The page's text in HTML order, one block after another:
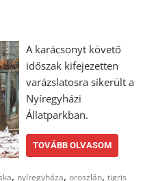
A karácsonyt követő
időszak kifejezetten
varázslatosra sikerült a
Nyíregyházi
Állatparkban.
TOVÁBB OLVASOM
, nyíregyháza,oroszlán,tigris